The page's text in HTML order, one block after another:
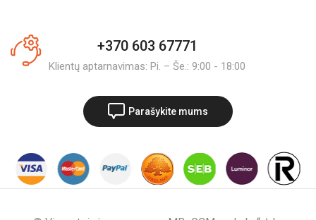
+370 603 67771
Klientų aptarnavimas: Pi. – Še.: 9:00 - 18:00
Parašykite mums